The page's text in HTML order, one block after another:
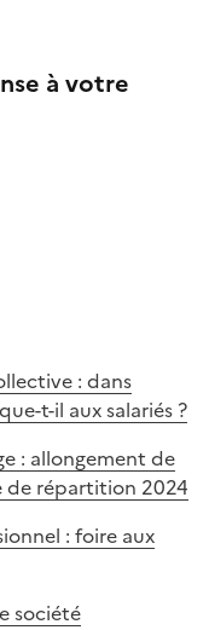
à votre
: dans
t-il aux salariés ?
: allongement de
de répartition 2024
: foire aux
société